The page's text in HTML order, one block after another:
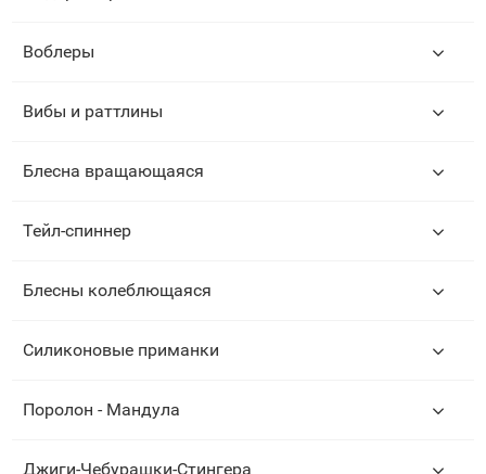
Воблеры
Вибы и раттлины
Блесна вращающаяся
Тейл-спиннер
Блесны колеблющаяся
Силиконовые приманки
Поролон - Мандула
Джиги-Чебурашки-Стингера